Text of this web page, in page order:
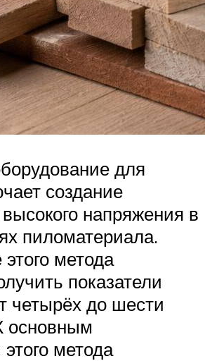
для
создание
высокого напряжения в
пиломатериала.
метода
показатели
четырёх до шести
основным
метода